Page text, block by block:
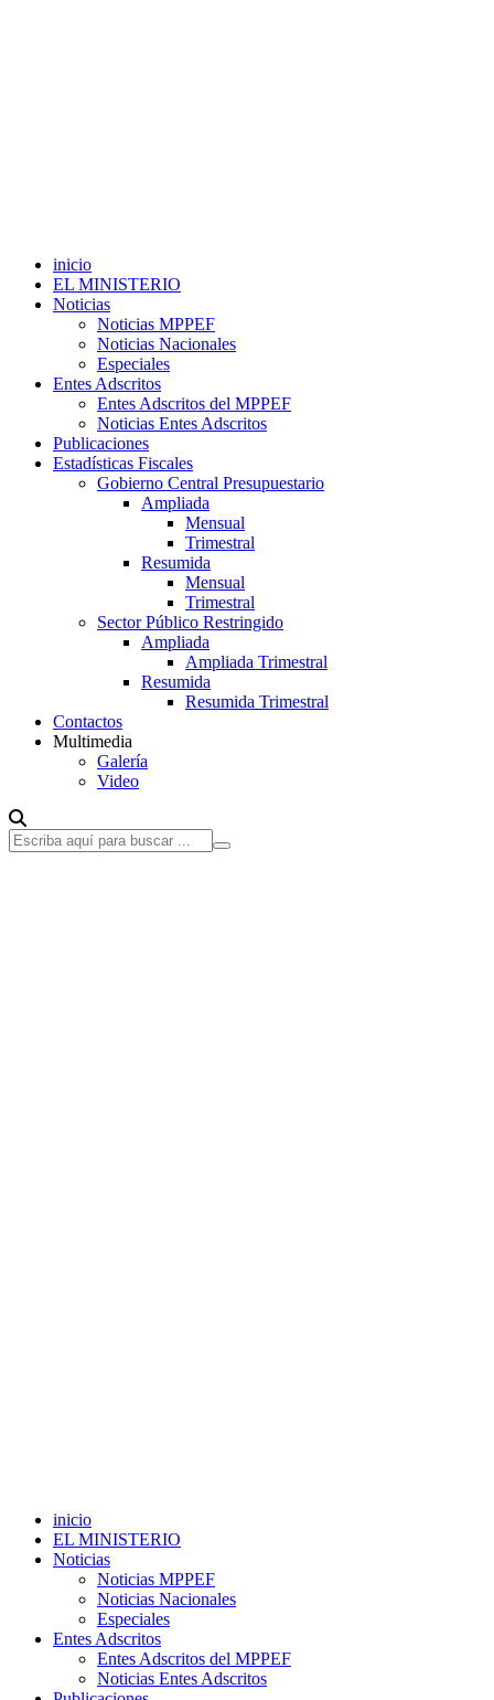
inicio
EL MINISTERIO
Noticias
Noticias MPPEF
Noticias Nacionales
Especiales
Entes Adscritos
Entes Adscritos del MPPEF
Noticias Entes Adscritos
Publicaciones
Estadísticas Fiscales
Gobierno Central Presupuestario
Ampliada
Mensual
Trimestral
Resumida
Mensual
Trimestral
Sector Público Restringido
Ampliada
Ampliada Trimestral
Resumida
Resumida Trimestral
Contactos
Multimedia
Galería
Video
inicio
EL MINISTERIO
Noticias
Noticias MPPEF
Noticias Nacionales
Especiales
Entes Adscritos
Entes Adscritos del MPPEF
Noticias Entes Adscritos